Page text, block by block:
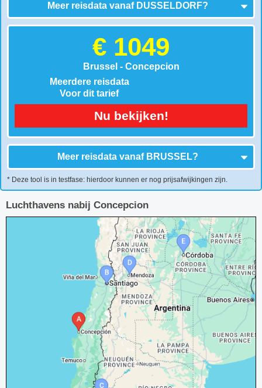
Meer reisdata vanaf DUSSELDORF?
€ 1049
Brussel - Concepcion
Meerdere reisdata
Voor dit tarief
Nu bekijken!
Meer reisdata vanaf BRUSSEL?
* Deze tool is in testfase: hierdoor kunnen er nog prijsafwijkingen zijn.
Luchthavens nabij Concepcion